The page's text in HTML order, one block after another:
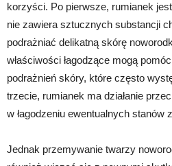
korzyści. Po pierwsze, rumianek
nie zawiera sztucznych substancji
podrażniać delikatną skórę
właściwości łagodzące mogą
podrażnień skóry, które często
trzecie, rumianek ma działanie
w łagodzeniu ewentualnych stanów
Jednak przemywanie twarzy